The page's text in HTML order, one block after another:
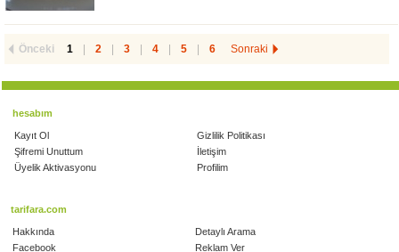
Önceki 1 2 3 4 5 6 Sonraki
hesabım
Kayıt Ol
Şifremi Unuttum
Üyelik Aktivasyonu
Gizlilik Politikası
İletişim
Profilim
tarifara.com
Hakkında
Facebook
Detaylı Arama
Reklam Ver